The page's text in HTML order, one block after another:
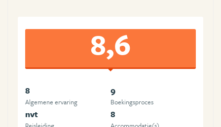
8,6
8
Algemene ervaring
9
Boekingsproces
nvt 8